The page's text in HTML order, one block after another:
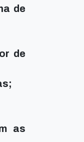
de
de
as